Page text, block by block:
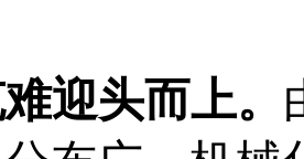
迎头而上。